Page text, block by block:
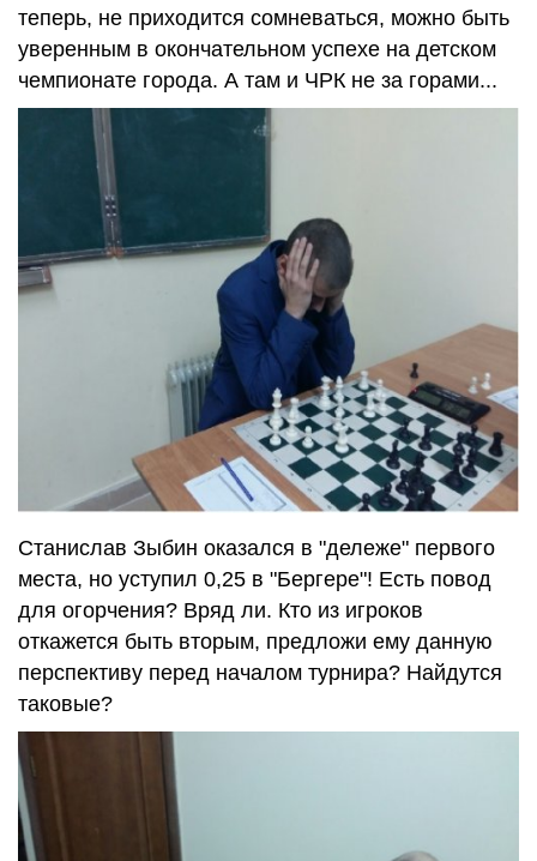
теперь, не приходится сомневаться, можно быть
уверенным в окончательном успехе на детском
чемпионате города. А там и ЧРК не за горами...
Станислав Зыбин оказался в "дележе" первого
места, но уступил 0,25 в "Бергере"! Есть повод
для огорчения? Вряд ли. Кто из игроков
откажется быть вторым, предложи ему данную
перспективу перед началом турнира? Найдутся
таковые?